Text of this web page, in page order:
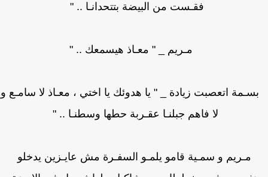
فقـست من البيضة بتتحدانـا .. "
مـريم _ " معـاذ هيسمعك .. "
اتعصبت زيادة _ " يا هدوئك يا اختي ، معـاذ لا سامـع و
لا فاهم جبلنـا عقـربة حطها وسطنـا .. "
مـريم و سمـية قامو يلمـو السفـرة مش عايـزين يدخلو